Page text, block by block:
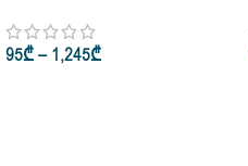
100ml
95₾– 1,245₾